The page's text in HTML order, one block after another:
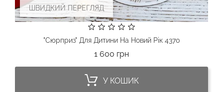
ШВИДКИЙ ПЕРЕГЛЯД
"Сюрприз" Для Дитини На Новий Рік 4370
1 600 грнЦіна
У КОШИК